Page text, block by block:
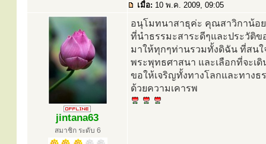
เมื่อ: 10 พ.ค. 2009, 09:05
jintana63
สมาชิก ระดับ 6
อนุโมทนาสาธุค่ะ คุณสาวิกาน้อ
ที่นำธรรมะสาระดีๆและประวัติข
มาให้ทุกๆท่านรวมทั้งดิฉัน ที่สนใ
พระพุทธศาสนา และเลือกที่จะเดิ
ขอให้เจริญทั้งทางโลกและทางธ
ด้วยความเคารพ